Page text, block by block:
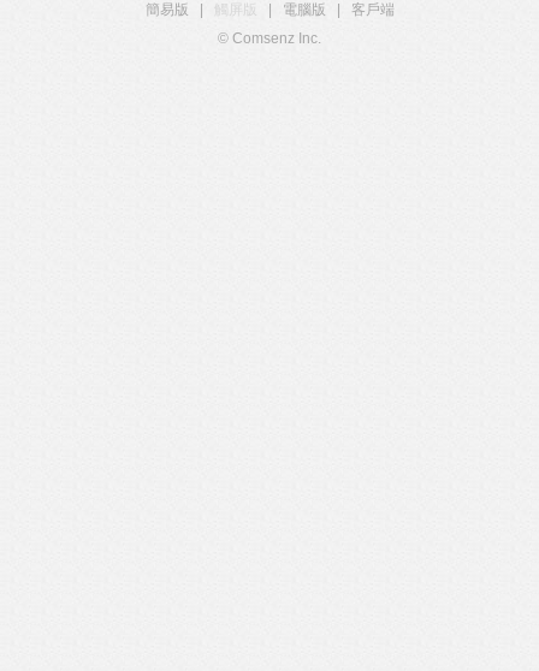
簡易版
觸屏版 電腦版
客戶端
© Comsenz Inc.